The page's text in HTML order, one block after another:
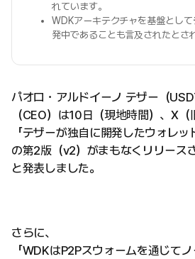
れています。
WDKアーキテクチャを基盤として
発中であることも言及されたとさ
パオロ・アルドイーノ テザー（
（CEO）は10日（現地時間）、X
「テザーが独自に開発したウォレッ
の第2版（v2）がまもなくリリース
と発表しました。
さらに、
「WDKはP2Pスウォームを通じてノ